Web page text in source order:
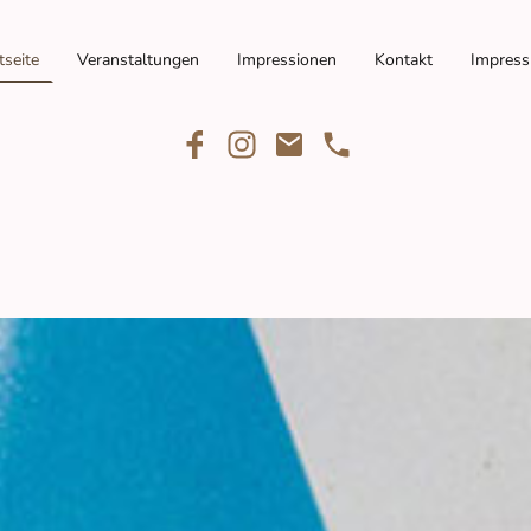
Veranstaltungen Impressionen Kontakt